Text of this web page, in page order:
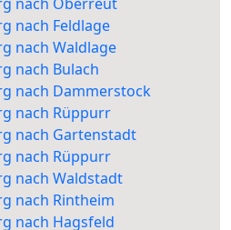
nach Feldlage
nach Waldlage
nach Bulach
nach Dammerstock
nach Rüppurr
nach Gartenstadt
nach Rüppurr
nach Waldstadt
nach Rintheim
nach Hagsfeld